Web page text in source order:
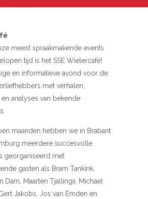
meest spraakmakende events
tijd is het SSE Wielercafé!
en informatieve avond voor de
met verhalen,
analyses van bekende
maanden hebben we in Brabant
meerdere succesvolle
georganiseerd met
gasten als Bram Tankink,
Dam, Maarten Tjallingii, Michael
Jakobs, Jos van Emden en